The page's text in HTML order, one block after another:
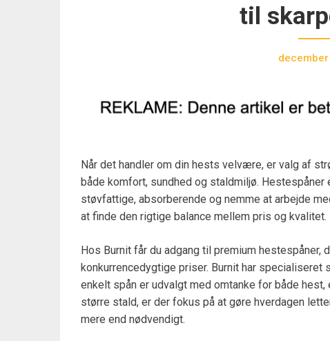
til
Når det handler om din hests velvære, er valg af
både komfort, sundhed og staldmiljø.
støvfattige, absorberende og nemme at arbejde
at finde den rigtige balance mellem pris og kvalitet.
Hos Burnit får du adgang til premium hestespåner,
konkurrencedygtige priser. Burnit har
enkelt spån er udvalgt med omtanke for både
større stald, er der fokus på at gøre hverdagen
mere end nødvendigt.